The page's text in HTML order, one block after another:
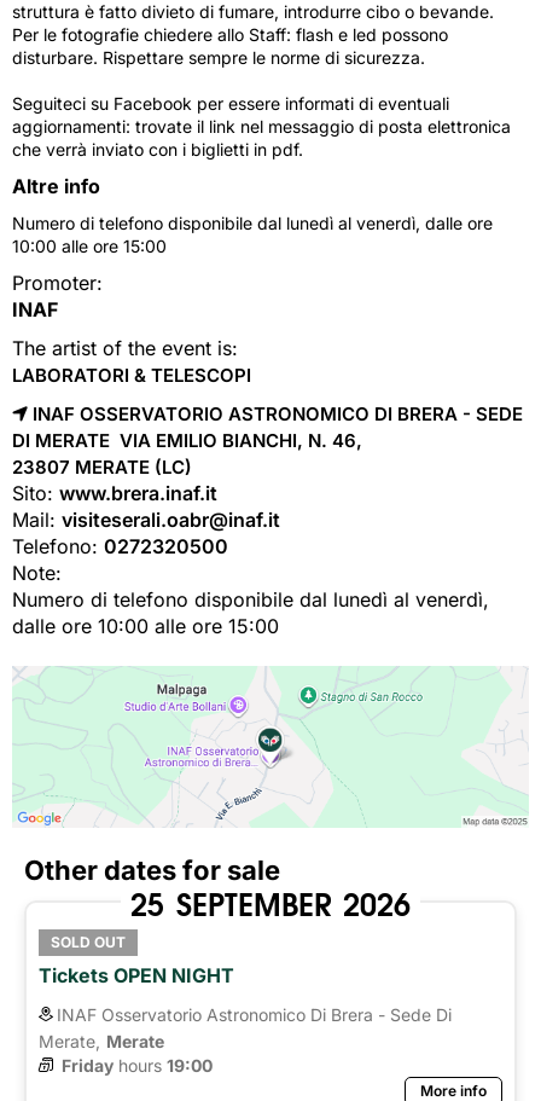
struttura è fatto divieto di fumare, introdurre cibo o bevande.
Per le fotografie chiedere allo Staff: flash e led possono
disturbare. Rispettare sempre le norme di sicurezza.
Seguiteci su Facebook per essere informati di eventuali
aggiornamenti: trovate il link nel messaggio di posta elettronica
che verrà inviato con i biglietti in pdf.
Altre info
Numero di telefono disponibile dal lunedì al venerdì, dalle ore
10:00 alle ore 15:00
Promoter:
INAF
The artist of the event is:
LABORATORI & TELESCOPI
INAF OSSERVATORIO ASTRONOMICO DI BRERA - SEDE
DI MERATE VIA EMILIO BIANCHI, N. 46,
23807 MERATE (LC)
Sito: www.brera.inaf.it
Mail: visiteserali.oabr@inaf.it
Telefono: 0272320500
Note:
Numero di telefono disponibile dal lunedì al venerdì,
dalle ore 10:00 alle ore 15:00
Other dates for sale
25 SEPTEMBER 2026
SOLD OUT
Tickets OPEN NIGHT
INAF Osservatorio Astronomico Di Brera - Sede Di
Merate, Merate
Friday hours 19:00
More info